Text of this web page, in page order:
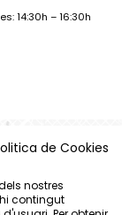
14:30h – 16:30h
de Cookies
nostres
contingut